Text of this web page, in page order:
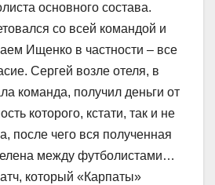
основного состава.
со всей командой и
Ищенко в частности – все
Сергей возле отеля, в
команда, получил деньги от
которого, кстати, так и не
после чего вся полученная
между футболистами…
который «Карпаты»